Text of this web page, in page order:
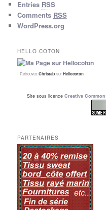
Entries RSS
Comments RSS
WordPress.org
HELLO COTON
RetrouvezChristalxsurHellocoton
Site sous licence Creative
PARTENAIRES